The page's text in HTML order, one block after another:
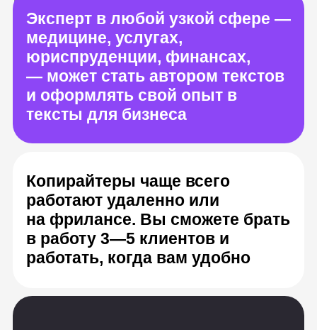
Ваша зарплата будет расти
вместе с опытом
от 3 000 BYN
Junior, после курса
Копирайтеры чаще всего
работают удаленно или
на фрилансе. Вы сможете брать
в работу 3—5 клиентов и
работать, когда вам удобно